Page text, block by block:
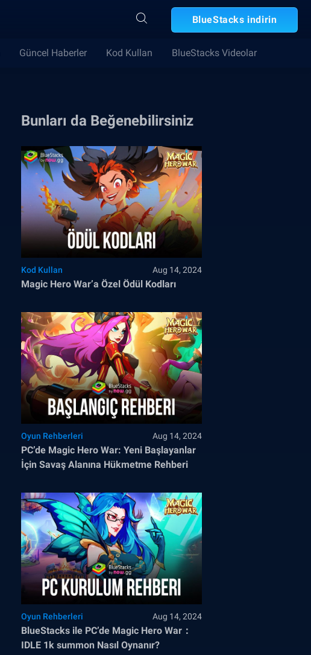
BlueStacks indirin
Güncel Haberler Kod Kullan BlueStacks Videolar
Bunları da Beğenebilirsiniz
Kod Kullan Aug 14, 2024
Magic Hero War’a Özel Ödül Kodları
Oyun Rehberleri Aug 14, 2024
PC’de Magic Hero War: Yeni Başlayanlar
İçin Savaş Alanına Hükmetme Rehberi
Oyun Rehberleri Aug 14, 2024
BlueStacks ile PC’de Magic Hero War：
IDLE 1k summon Nasıl Oynanır?